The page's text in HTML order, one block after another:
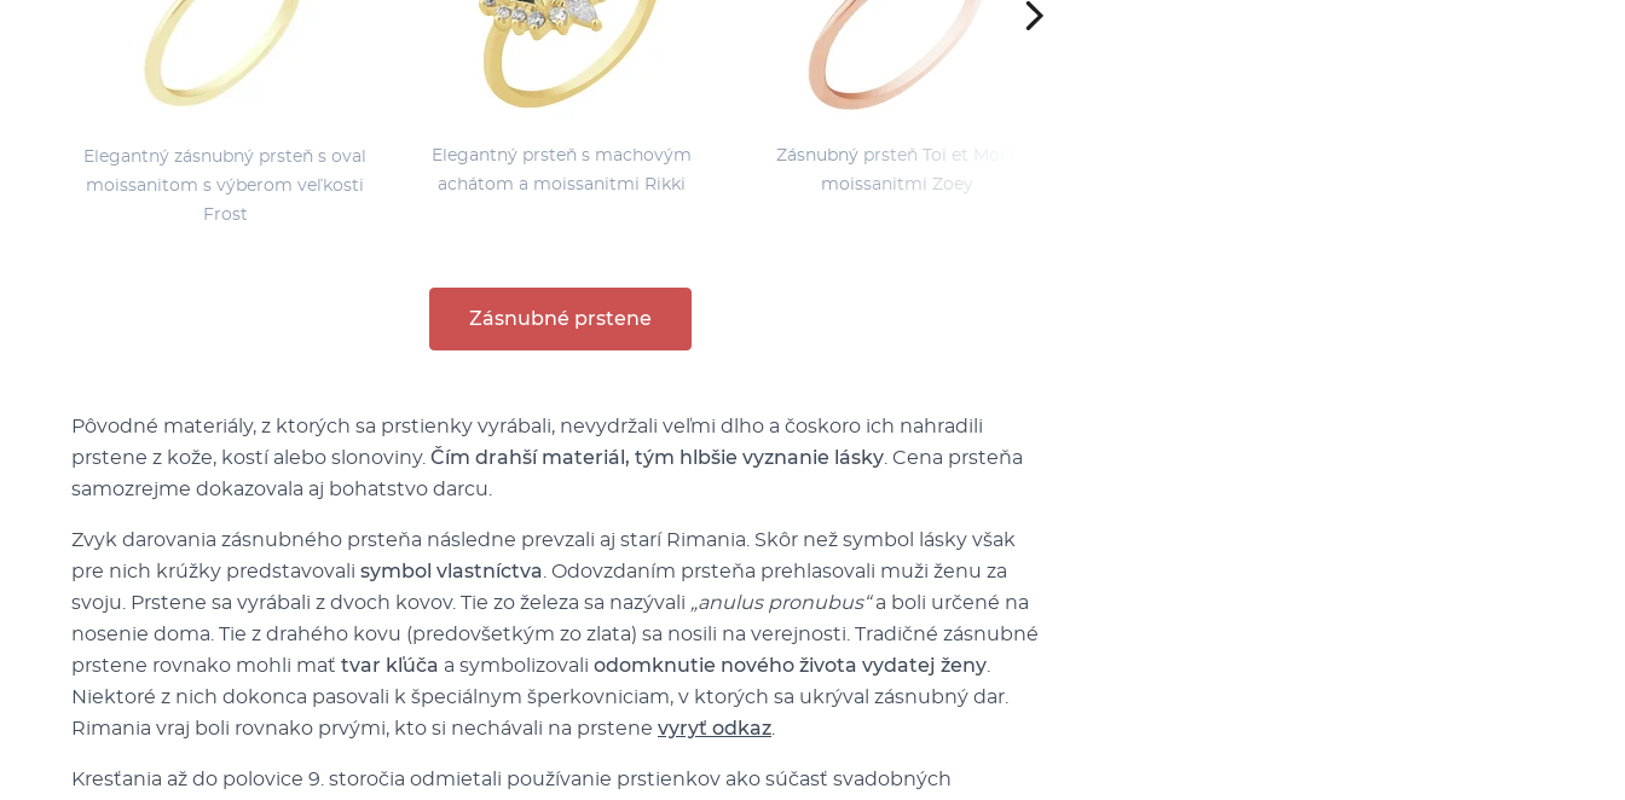
Elegantný zásnubný prsteň s oval
moissanitom s výberom veľkosti
Frost
Elegantný prsteň s machovým
achátom a moissanitmi Rikki
Zásnubný prsteň Toi et Moi s
moissanitmi Zoey
Zásnubné prstene
Pôvodné materiály, z ktorých sa prstienky vyrábali, nevydržali veľmi dlho a čoskoro ich nahradili
prstene z kože, kostí alebo slonoviny. Čím drahší materiál, tým hlbšie vyznanie lásky . Cena prsteňa
samozrejme dokazovala aj bohatstvo darcu.
Zvyk darovania zásnubného prsteňa následne prevzali aj starí Rimania. Skôr než symbol lásky však
pre nich krúžky predstavovali symbol vlastníctva . Odovzdaním prsteňa prehlasovali muži ženu za
svoju. Prstene sa vyrábali z dvoch kovov. Tie zo železa sa nazývali „anulus pronubus“a boli určené na
nosenie doma. Tie z drahého kovu (predovšetkým zo zlata) sa nosili na verejnosti. Tradičné zásnubné
prstene rovnako mohli mať tvar kľúča a symbolizovali odomknutie nového života vydatej ženy
Niektoré z nich dokonca pasovali k špeciálnym šperkovniciam, v ktorých sa ukrýval zásnubný dar.
Rimania vraj boli rovnako prvými, kto si nechávali na prstene vyryť odkaz
Kresťania až do polovice 9. storočia odmietali používanie prstienkov ako súčasť svadobných